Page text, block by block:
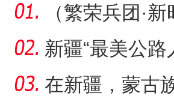
（繁荣兵团·
程）沙漠瀚海
团
新疆“最美公路
沙“硬碰硬”？
在新疆，蒙古